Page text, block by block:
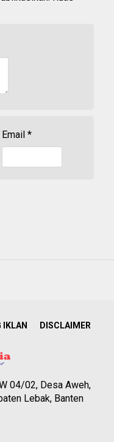
Email *
IKLAN DISCLAIMER
04/02, Desa Aweh,
Lebak, Banten